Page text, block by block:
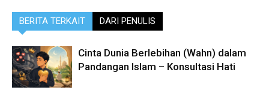
BERITA TERKAIT DARI PENULIS
Cinta Dunia Berlebihan (Wahn) dalam
Pandangan Islam – Konsultasi Hati